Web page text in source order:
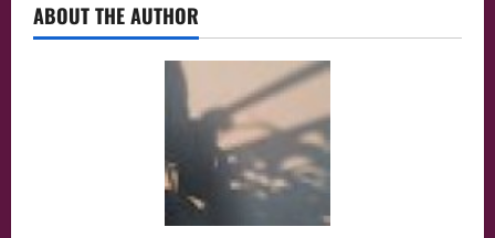
ABOUT THE AUTHOR